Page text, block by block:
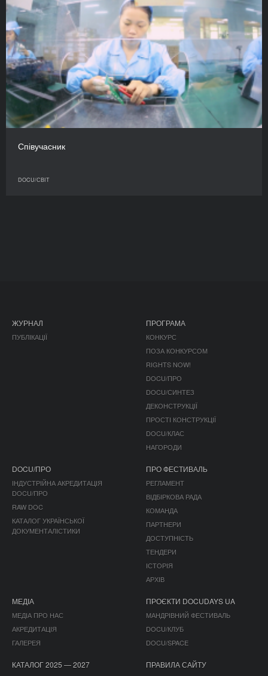
Співучасник
DOCU/СВІТ
ЖУРНАЛ
ПУБЛІКАЦІЇ
ПРОГРАМА
КОНКУРС
ПОЗА КОНКУРСОМ
RIGHTS NOW!
DOCU/ПРО
DOCU/СИНТЕЗ
ДЕКОНСТРУКЦІЇ
ПРОСТІ КОНСТРУКЦІЇ
DOCU/КЛАС
НАГОРОДИ
DOCU/ПРО
ІНДУСТРІЙНА АКРЕДИТАЦІЯ
DOCU/ПРО
RAW DOC
КАТАЛОГ УКРАЇНСЬКОЇ
ДОКУМЕНТАЛІСТИКИ
ПРО ФЕСТИВАЛЬ
РЕГЛАМЕНТ
ВІДБІРКОВА РАДА
КОМАНДА
ПАРТНЕРИ
ДОСТУПНІСТЬ
ТЕНДЕРИ
ІСТОРІЯ
АРХІВ
МЕДІА
МЕДІА ПРО НАС
АКРЕДИТАЦІЯ
ГАЛЕРЕЯ
ПРОЄКТИ DOCUDAYS UA
МАНДРІВНИЙ ФЕСТИВАЛЬ
DOCU/КЛУБ
DOCU/SPACE
КАТАЛОГ 2025 — 2027 ПРАВИЛА САЙТУ